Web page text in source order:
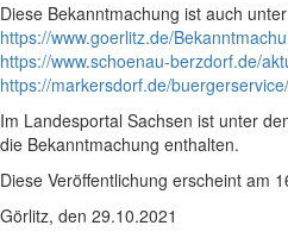
Diese Bekanntmachung ist auch unter
https://www.goerlitz.de/
https://www.schoenau-berzdorf.de/
https://markersdorf.de/
Im Landesportal Sachsen ist unter
die Bekanntmachung enthalten.
Diese Veröffentlichung erscheint am
Görlitz, den 29.10.2021